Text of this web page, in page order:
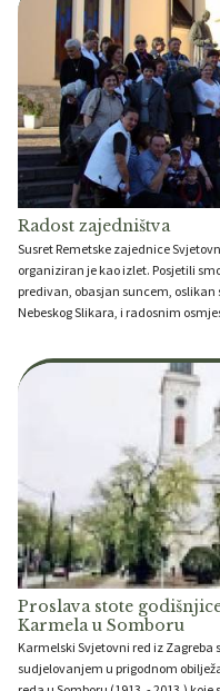
Radost zajedništva
Susret Remetske zajednice
organiziran je kao izlet. Posjetili
predivan, obasjan suncem,
Nebeskog Slikara, i radosnim
Proslava stote
Karmela u Somboru
Karmelski Svjetovni red iz
sudjelovanjem u prigodnom